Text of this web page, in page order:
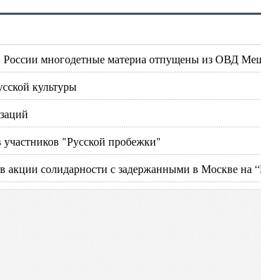
многодетные материа отпущены из ОВД
культуры
"Русской пробежки"
акции солидарности с задержанными в Москве